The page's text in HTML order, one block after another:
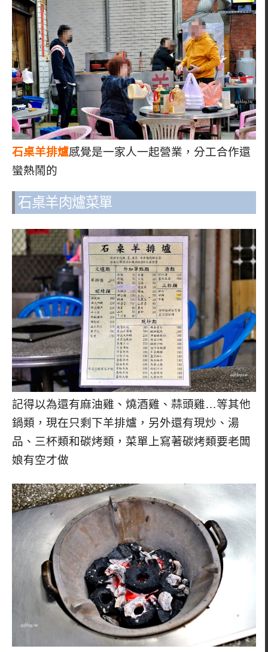
石桌羊排爐感覺是一家人一起營業，分工合作還
蠻熱鬧的
石桌羊肉爐菜單
記得以為還有麻油雞、燒酒雞、蒜頭雞…等其他
鍋類，現在只剩下羊排爐，另外還有現炒、湯
品、三杯類和碳烤類，菜單上寫著碳烤類要老闆
娘有空才做